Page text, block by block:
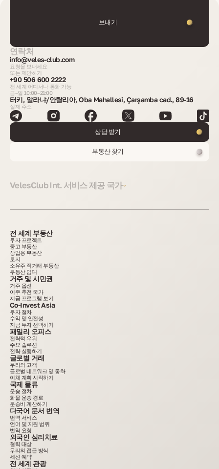
보내기
연락처
info@veles-club.com
요청을 보내세요
또는 제안하기
+90 506 600 2222
전 세계 어디서나 통화 가능
금–일 10:00–21:00
터키, 알라냐/안탈리아, Oba Mahallesi, Çarşamba cad., 89-16
실제 주소
상담 받기
부동산 찾기
VelesClub Int. 서비스 제공 국가
전 세계 부동산
투자 프로젝트
중고 부동산
상업용 부동산
토지
소유주 직거래 부동산
부동산 임대
거주 및 시민권
거주 옵션
이주 추천 국가
지금 프로그램 보기
Co-Invest Asia
투자 절차
수익 및 안전성
지금 투자 선택하기
패밀리 오피스
전략적 우위
주요 솔루션
전략 실행하기
글로벌 거래
우리의 고객
글로벌 네트워크 및 통화
이체 계획 시작하기
국제 물류
운송 절차
화물 운송 경로
운송비 계산하기
다국어 문서 번역
번역 서비스
언어 및 지원 범위
번역 요청
외국인 심리치료
협력 대상
우리의 접근 방식
세션 예약
전 세계 관광